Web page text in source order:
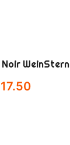
WeinStern
17.50